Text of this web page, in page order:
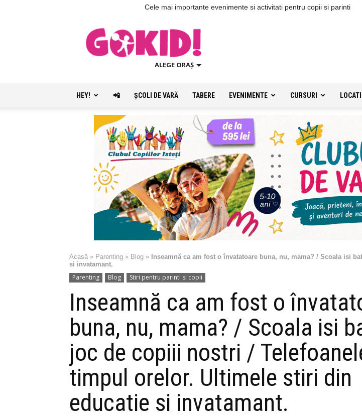
Cele mai importante evenimente si activitati pentru copii si parinti
ALEGE ORAȘ
HEY! 📲 ŞCOLI DE VARĂ TABERE EVENIMENTE CURSURI LOCATII
Acasă » Parenting » Blog » Inseamnă ca am fost o învatatoare buna, nu, mama? / Scoala isi
si invatamant.
Parenting Blog Stiri pentru parinti si copii
Inseamnă ca am fost o
buna, nu, mama? / Scoala isi
joc de copiii nostri /
timpul orelor. Ultimele stiri din
educatie si invatamant.